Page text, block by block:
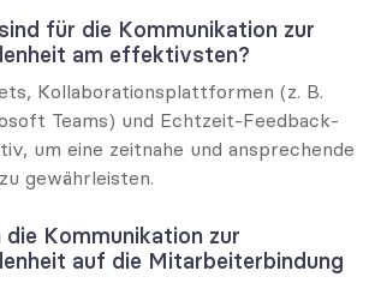
für die Kommunikation zur
am effektivsten?
Kollaborationsplattformen (z. B.
Teams) und Echtzeit-Feedback-
um eine zeitnahe und ansprechende
gewährleisten.
Kommunikation zur
auf die Mitarbeiterbindung